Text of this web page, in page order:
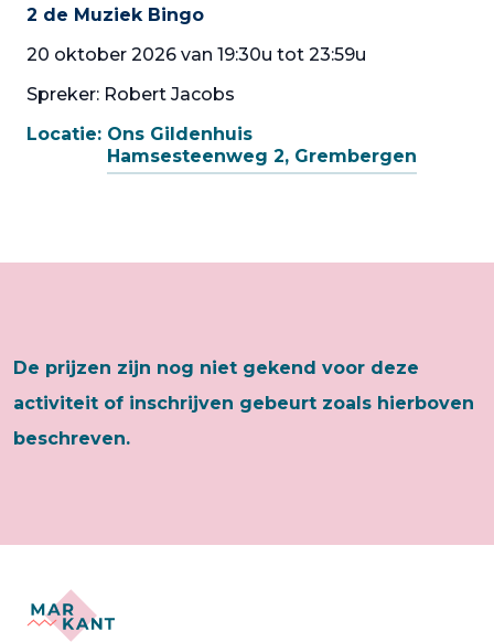
2 de Muziek Bingo
20 oktober 2026 van 19:30u tot 23:59u
Spreker: Robert Jacobs
Locatie: Ons Gildenhuis
Hamsesteenweg 2, Grembergen
De prijzen zijn nog niet gekend voor deze
activiteit of inschrijven gebeurt zoals hierboven
beschreven.